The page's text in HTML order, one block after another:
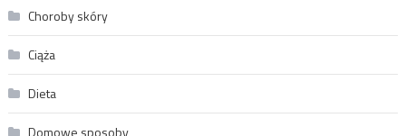
Choroby skóry
Ciąża
Dieta
Domowe sposoby